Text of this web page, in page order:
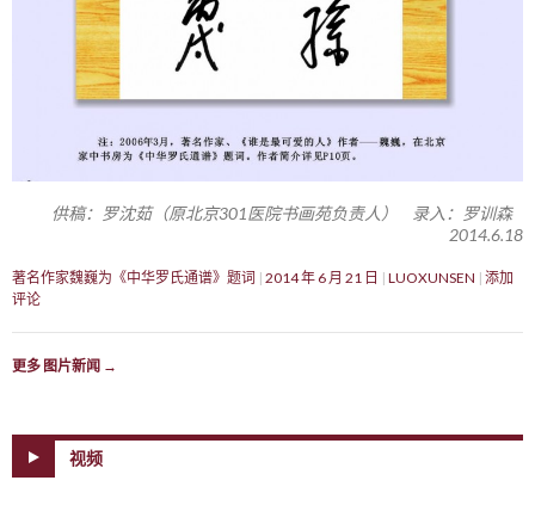
供稿：罗沈茹（原北京301医院书画苑负责人） 录入：罗训森
2014.6.18
著名作家魏巍为《中华罗氏通谱》题词 2014 年 6 月 21 日 LUOXUNSEN 添加
评论
更多 图片新闻 →
视频